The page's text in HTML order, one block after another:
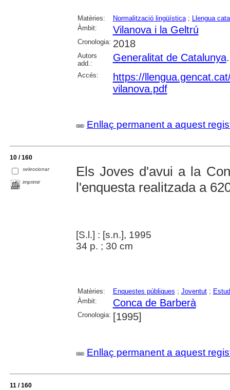
Matèries: Normalització lingüística;
Llengua
Àmbit:
Vilanova i la Geltrú
Cronologia: 2018
Autors
add.:
Generalitat de Catalunya
Accés:
https://
vilanova.pdf
Enllaç permanent a aquest
10 / 160
seleccionar
imprimir
Els Joves d'avui a la
l'enquesta realitzada a
[S.l.] : [s.n.], 1995
34 p. ; 30 cm
Matèries: Enquestes públiques ; Joventut;
Àmbit:
Conca de Barberà
Cronologia: [1995]
Enllaç permanent a aquest
11 / 160